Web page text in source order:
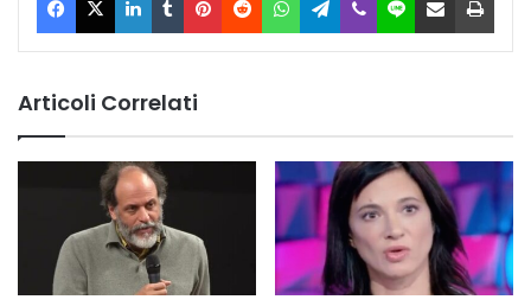
Articoli Correlati